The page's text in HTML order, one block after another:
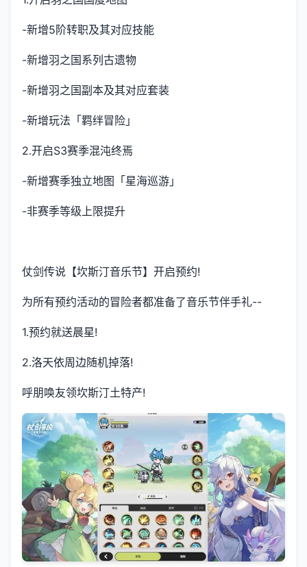
-新增5阶转职及其对应技能
-新增羽之国系列古遗物
-新增羽之国副本及其对应套装
-新增玩法「羁绊冒险」
2.开启S3赛季混沌终焉
-新增赛季独立地图「星海巡游」
-非赛季等级上限提升
仗剑传说【坎斯汀音乐节】开启预约!
为所有预约活动的冒险者都准备了音乐节伴手礼--
1.预约就送晨星!
2.洛天依周边随机掉落!
呼朋唤友领坎斯汀土特产!